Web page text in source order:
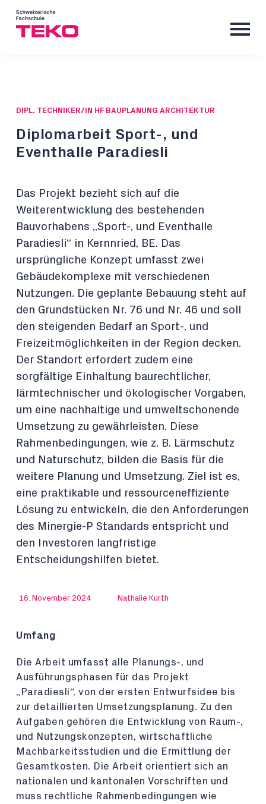
DIPL. TECHNIKER/IN HF BAUPLANUNG ARCHITEKTUR
Diplomarbeit Sport-, und
Eventhalle Paradiesli
Das Projekt bezieht sich auf die
Weiterentwicklung des bestehenden
Bauvorhabens „Sport-, und Eventhalle
Paradiesli“ in Kernnried, BE. Das
ursprüngliche Konzept umfasst zwei
Gebäudekomplexe mit verschiedenen
Nutzungen. Die geplante Bebauung steht auf
den Grundstücken Nr. 76 und Nr. 46 und soll
den steigenden Bedarf an Sport-, und
Freizeitmöglichkeiten in der Region decken.
Der Standort erfordert zudem eine
sorgfältige Einhaltung baurechtlicher,
lärmtechnischer und ökologischer Vorgaben,
um eine nachhaltige und umweltschonende
Umsetzung zu gewährleisten. Diese
Rahmenbedingungen, wie z. B. Lärmschutz
und Naturschutz, bilden die Basis für die
weitere Planung und Umsetzung. Ziel ist es,
eine praktikable und ressourceneffiziente
Lösung zu entwickeln, die den Anforderungen
des Minergie-P Standards entspricht und
den Investoren langfristige
Entscheidungshilfen bietet.
16. November 2024 Nathalie Kurth
Umfang
Die Arbeit umfasst alle Planungs-, und
Ausführungsphasen für das Projekt
„Paradiesli“, von der ersten Entwurfsidee bis
zur detaillierten Umsetzungsplanung. Zu den
Aufgaben gehören die Entwicklung von Raum-,
und Nutzungskonzepten, wirtschaftliche
Machbarkeitsstudien und die Ermittlung der
Gesamtkosten. Die Arbeit orientiert sich an
nationalen und kantonalen Vorschriften und
muss rechtliche Rahmenbedingungen wie